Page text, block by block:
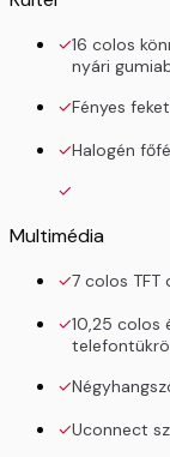
16 colos
nyári
Fényes
Halogén
Multimédia
7 colos TFT
10,25 colos
Uconnect